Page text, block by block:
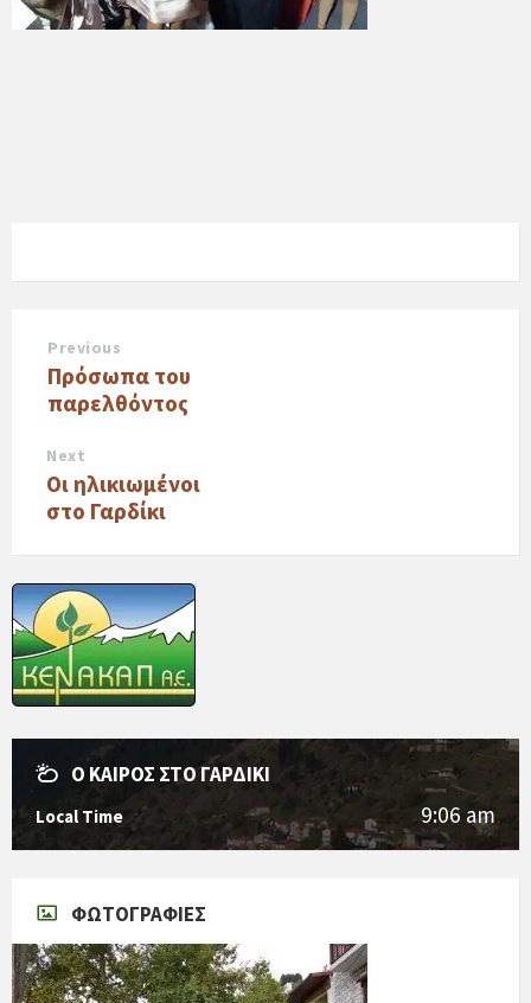
Previous
Πρόσωπα του
παρελθόντος
Next
Οι ηλικιωμένοι
στο Γαρδίκι
Ο ΚΑΙΡΌΣ ΣΤΟ ΓΑΡΔΊΚΙ
Local Time 9:06 am
ΦΩΤΟΓΡΑΦΊΕΣ